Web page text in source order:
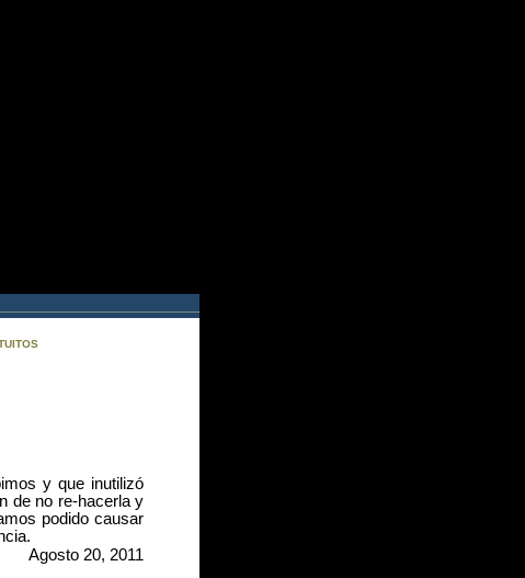
y que inutilizó
de no re-hacerla y
podido causar
Agosto 20, 2011